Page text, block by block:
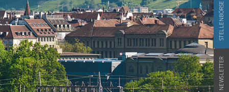
STELLENBÖRSE
NEWSLETTER